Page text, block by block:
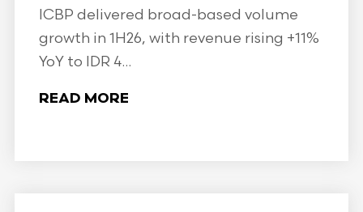
ICBP delivered broad-based volume
growth in 1H26, with revenue rising +11%
YoY to IDR 4...
READ MORE